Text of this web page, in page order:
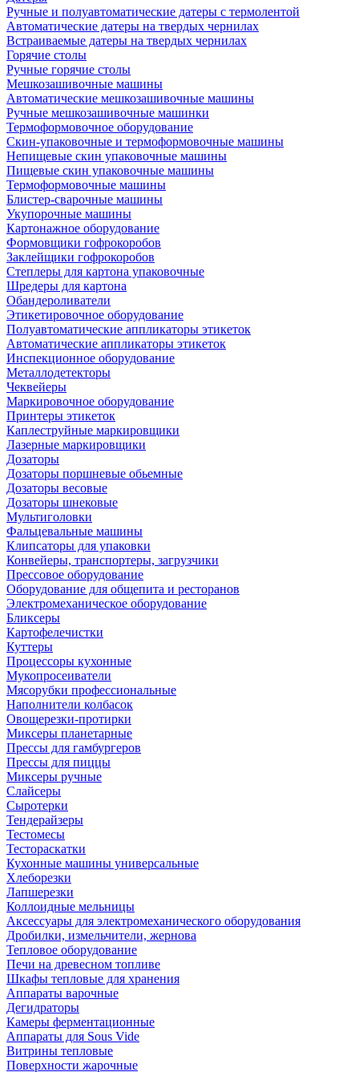
Ручные и полуавтоматические датеры с термолентой
Автоматические датеры на твердых чернилах
Встраиваемые датеры на твердых чернилах
Горячие столы
Ручные горячие столы
Мешкозашивочные машины
Автоматические мешкозашивочные машины
Ручные мешкозашивочные машинки
Термоформовочное оборудование
Скин-упаковочные и термоформовочные машины
Непищевые скин упаковочные машины
Пищевые скин упаковочные машины
Термоформовочные машины
Блистер-сварочные машины
Укупорочные машины
Картонажное оборудование
Формовщики гофрокоробов
Заклейщики гофрокоробов
Степлеры для картона упаковочные
Шредеры для картона
Обандероливатели
Этикетировочное оборудование
Полуавтоматические аппликаторы этикеток
Автоматические аппликаторы этикеток
Инспекционное оборудование
Металлодетекторы
Чеквейеры
Маркировочное оборудование
Принтеры этикеток
Каплеструйные маркировщики
Лазерные маркировщики
Дозаторы
Дозаторы поршневые обьемные
Дозаторы весовые
Дозаторы шнековые
Мультиголовки
Фальцевальные машины
Клипсаторы для упаковки
Конвейеры, транспортеры, загрузчики
Прессовое оборудование
Оборудование для общепита и ресторанов
Электромеханическое оборудование
Бликсеры
Картофелечистки
Куттеры
Процессоры кухонные
Мукопросеиватели
Мясорубки профессиональные
Наполнители колбасок
Овощерезки-протирки
Миксеры планетарные
Прессы для гамбургеров
Прессы для пиццы
Миксеры ручные
Слайсеры
Сыротерки
Тендерайзеры
Тестомесы
Тестораскатки
Кухонные машины универсальные
Хлеборезки
Лапшерезки
Коллоидные мельницы
Аксессуары для электромеханического оборудования
Дробилки, измельчители, жернова
Тепловое оборудование
Печи на древесном топливе
Шкафы тепловые для хранения
Аппараты варочные
Дегидраторы
Камеры ферментационные
Аппараты для Sous Vide
Витрины тепловые
Поверхности жарочные